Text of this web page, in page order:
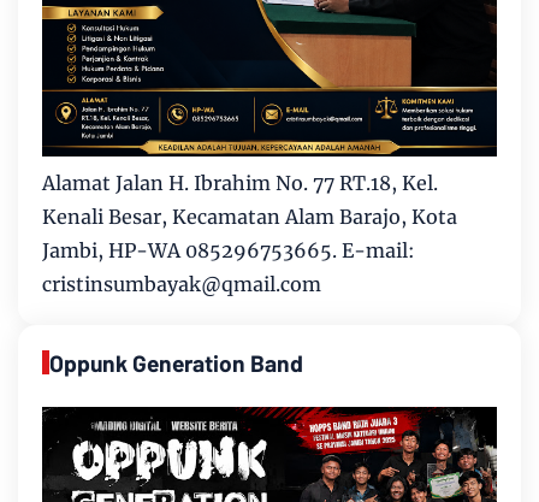
Alamat Jalan H. Ibrahim No. 77 RT.18, Kel.
Kenali Besar, Kecamatan Alam Barajo, Kota
Jambi, HP-WA 085296753665. E-mail:
cristinsumbayak@qmail.com
Oppunk Generation Band